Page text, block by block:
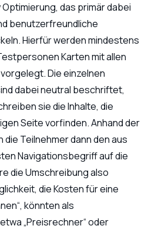
das primär dabei
benutzerfreundliche
Hierfür werden mindestens
Karten mit allen
Die einzelnen
dabei neutral beschriftet,
sie die Inhalte, die
Seite vorfinden. Anhand der
Teilnehmer dann den aus
Navigationsbegriff auf die
die Umschreibung also
die Kosten für eine
könnten als
„Preisrechner“ oder